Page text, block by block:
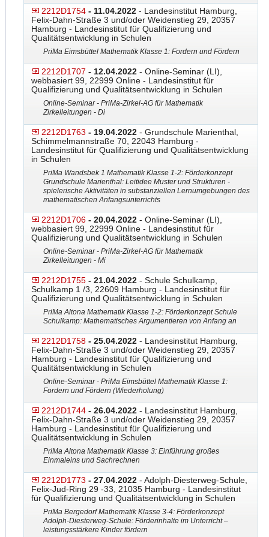
2212D1754 - 11.04.2022 - Landesinstitut Hamburg,
Felix-Dahn-Straße 3 und/oder Weidenstieg 29, 20357
Hamburg - Landesinstitut für Qualifizierung und
Qualitätsentwicklung in Schulen
PriMa Eimsbüttel Mathematik Klasse 1: Fordern und Fördern
2212D1707 - 12.04.2022 - Online-Seminar (LI),
webbasiert 99, 22999 Online - Landesinstitut für
Qualifizierung und Qualitätsentwicklung in Schulen
Online-Seminar - PriMa-Zirkel-AG für Mathematik
Zirkelleitungen - Di
2212D1763 - 19.04.2022 - Grundschule Marienthal,
Schimmelmannstraße 70, 22043 Hamburg -
Landesinstitut für Qualifizierung und Qualitätsentwicklung
in Schulen
PriMa Wandsbek 1 Mathematik Klasse 1-2: Förderkonzept
Grundschule Marienthal: Leitidee Muster und Strukturen -
spielerische Aktivitäten in substanziellen Lernumgebungen des
mathematischen Anfangsunterrichts
2212D1706 - 20.04.2022 - Online-Seminar (LI),
webbasiert 99, 22999 Online - Landesinstitut für
Qualifizierung und Qualitätsentwicklung in Schulen
Online-Seminar - PriMa-Zirkel-AG für Mathematik
Zirkelleitungen - Mi
2212D1755 - 21.04.2022 - Schule Schulkamp,
Schulkamp 1 /3, 22609 Hamburg - Landesinstitut für
Qualifizierung und Qualitätsentwicklung in Schulen
PriMa Altona Mathematik Klasse 1-2: Förderkonzept Schule
Schulkamp: Mathematisches Argumentieren von Anfang an
2212D1758 - 25.04.2022 - Landesinstitut Hamburg,
Felix-Dahn-Straße 3 und/oder Weidenstieg 29, 20357
Hamburg - Landesinstitut für Qualifizierung und
Qualitätsentwicklung in Schulen
Online-Seminar - PriMa Eimsbüttel Mathematik Klasse 1:
Fordern und Fördern (Wiederholung)
2212D1744 - 26.04.2022 - Landesinstitut Hamburg,
Felix-Dahn-Straße 3 und/oder Weidenstieg 29, 20357
Hamburg - Landesinstitut für Qualifizierung und
Qualitätsentwicklung in Schulen
PriMa Altona Mathematik Klasse 3: Einführung großes
Einmaleins und Sachrechnen
2212D1773 - 27.04.2022 - Adolph-Diesterweg-Schule,
Felix-Jud-Ring 29 -33, 21035 Hamburg - Landesinstitut
für Qualifizierung und Qualitätsentwicklung in Schulen
PriMa Bergedorf Mathematik Klasse 3-4: Förderkonzept
Adolph-Diesterweg-Schule: Förderinhalte im Unterricht –
leistungsstärkere Kinder fördern